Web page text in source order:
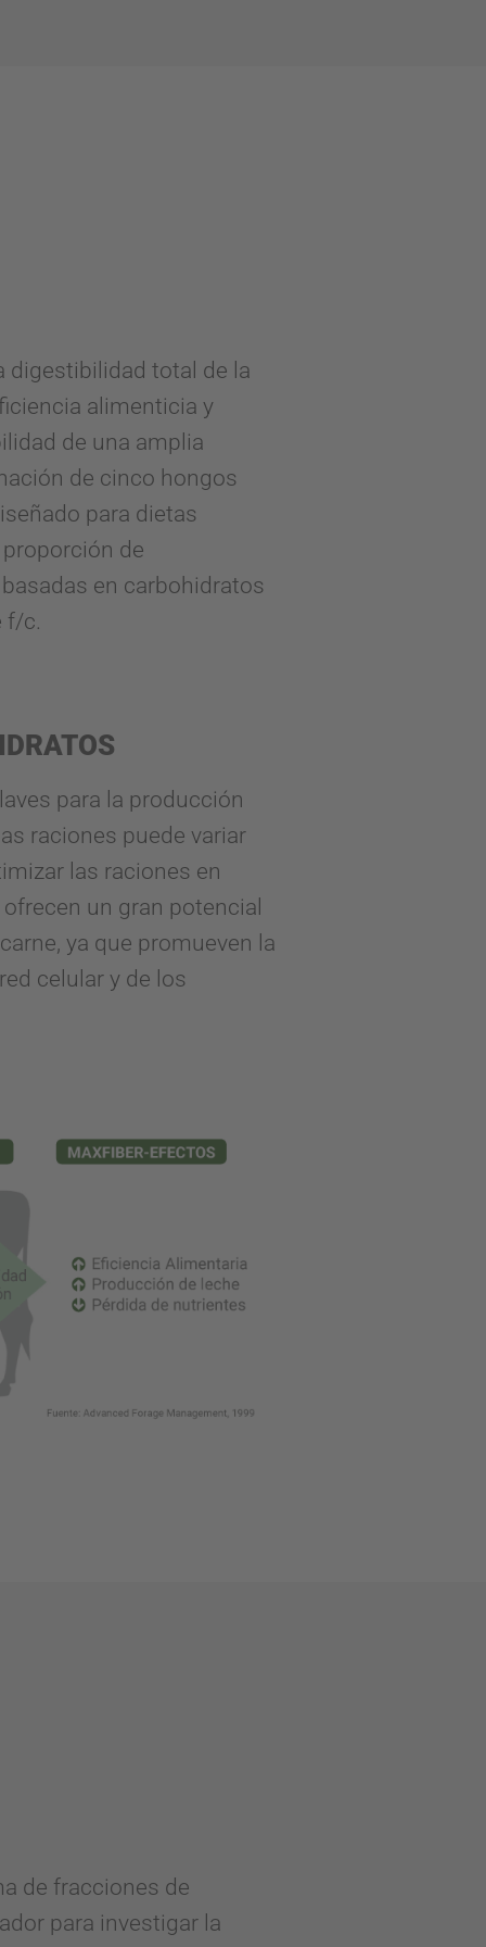
digestibilidad total de la
alimenticia y
de una amplia
de cinco hongos
para dietas
de
en carbohidratos
f/c.
para la producción
raciones puede variar
las raciones en
un gran potencial
ya que promueven la
celular y de los
de fracciones de
para investigar la